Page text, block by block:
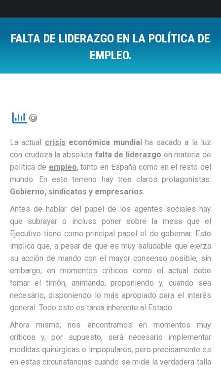
FALTA DE LIDERAZGO EN LA POLÍTICA DE
EMPLEO.
La actual crisis económica mundial ha sacado a la luz
con crudeza la absoluta falta de liderazgo en materia de
política de empleo, tanto en España como en el resto del
mundo. En este terreno hay tres claros protagonistas:
Gobierno, sindicatos y empresarios.
Antes de hablar del papel de los agentes sociales hay
que subrayar o incluso poner sobre la mesa que el
Ejecutivo tiene como principal papel el de gobernar. Esto
implica que, a pesar de que es muy saludable que ejerza
su acción de mando con el mayor consenso posible, sin
embargo, en momentos críticos como el actual debe
tomar el timón, animando, proponiendo y, cuando sea
necesario, disponiendo lo más apropiado para el interés
general. Todo esto es tarea inherente al Estado.
Ahora mismo, nos encontramos en momentos muy
críticos y, por supuesto, será necesario implementar
medidas quirúrgicas e impopulares, pero precisamente es
en estas circunstancias cuando se mide la verdadera talla